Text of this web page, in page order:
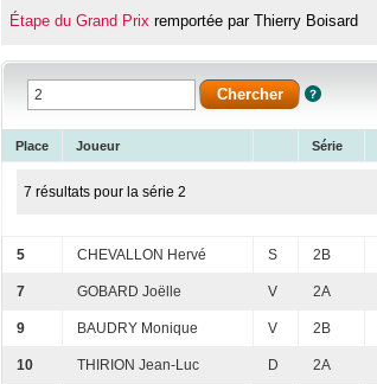
Étape du Grand Prix remportée par Thierry Boisard
Place Joueur Série
7 résultats pour la série 2
5 CHEVALLON Hervé S 2B
7 GOBARD Joëlle V 2A
9 BAUDRY Monique V 2B
10 THIRION Jean-Luc D 2A